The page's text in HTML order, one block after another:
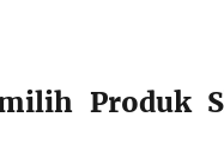
Produk